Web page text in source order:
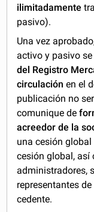
ilimitadamente
pasivo).
Una vez
activo y pasivo
del Registro
circulación en el
publicación no
comunique de
acreedor de la
una cesión
cesión global, así
administradores,
representantes
cedente.